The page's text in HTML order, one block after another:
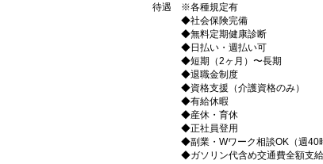
待遇
※各種規定有
◆社会保険完備
◆無料定期健康診断
◆日払い・週払い可
◆短期（2ヶ月）〜長期
◆退職金制度
◆資格支援（介護資格のみ）
◆有給休暇
◆産休・育休
◆正社員登用
◆副業・Wワーク相談OK（週40
◆ガソリン代含め交通費全額支給